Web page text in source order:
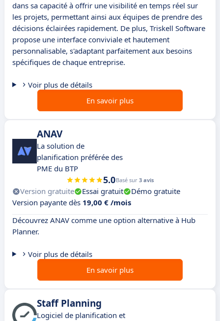
dans sa capacité à offrir une visibilité en temps réel sur
les projets, permettant ainsi aux équipes de prendre des
décisions éclairées rapidement. De plus, Triskell Software
propose une interface conviviale et hautement
personnalisable, s'adaptant parfaitement aux besoins
spécifiques de chaque entreprise.
Voir plus de détails
En savoir plus
ANAV
La solution de
planification préférée des
PME du BTP
5.0Basé sur 3 avis
Version gratuite Essai gratuit
Démo gratuite
Version payante dès 19,00 € /mois
Découvrez ANAV comme une option alternative à Hub
Planner.
Voir plus de détails
En savoir plus
Staff Planning
Logiciel de planification et